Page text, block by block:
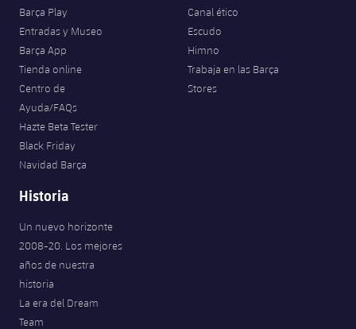
Barça Play
Entradas y Museo
Barça App
Tienda online
Centro de
Ayuda/FAQs
Hazte Beta Tester
Black Friday
Navidad Barça
Canal ético
Escudo
Himno
Trabaja en las Barça
Stores
Historia
Un nuevo horizonte
2008-20. Los mejores
años de nuestra
historia
La era del Dream
Team